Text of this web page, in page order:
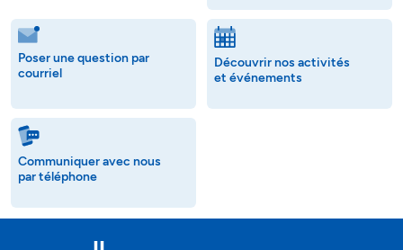
Poser une question par
courriel
Découvrir nos activités
et événements
Communiquer avec nous
par téléphone